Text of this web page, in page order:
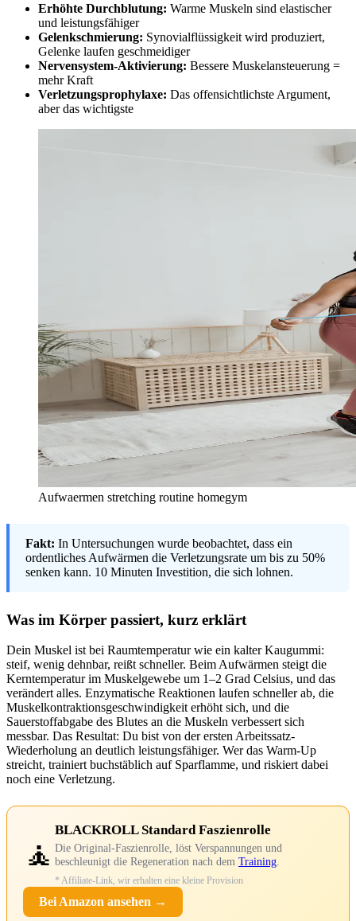
Erhöhte Durchblutung: Warme Muskeln sind elastischer
und leistungsfähiger
Gelenkschmierung: Synovialflüssigkeit wird produziert,
Gelenke laufen geschmeidiger
Nervensystem-Aktivierung: Bessere Muskelansteuerung =
mehr Kraft
Verletzungsprophylaxe: Das offensichtlichste Argument,
aber das wichtigste
Aufwaermen stretching routine homegym
Fakt: In Untersuchungen wurde beobachtet, dass ein
ordentliches Aufwärmen die Verletzungsrate um bis zu 50%
senken kann. 10 Minuten Investition, die sich lohnen.
Was im Körper passiert, kurz erklärt
Dein Muskel ist bei Raumtemperatur wie ein kalter Kaugummi:
steif, wenig dehnbar, reißt schneller. Beim Aufwärmen steigt die
Kerntemperatur im Muskelgewebe um 1–2 Grad Celsius, und das
verändert alles. Enzymatische Reaktionen laufen schneller ab, die
Muskelkontraktionsgeschwindigkeit erhöht sich, und die
Sauerstoffabgabe des Blutes an die Muskeln verbessert sich
messbar. Das Resultat: Du bist von der ersten Arbeitssatz-
Wiederholung an deutlich leistungsfähiger. Wer das Warm-Up
streicht, trainiert buchstäblich auf Sparflamme, und riskiert dabei
noch eine Verletzung.
🧘
BLACKROLL Standard Faszienrolle
Die Original-Faszienrolle, löst Verspannungen und
beschleunigt die Regeneration nach dem Training.
* Affiliate-Link, wir erhalten eine kleine Provision
Bei Amazon ansehen →